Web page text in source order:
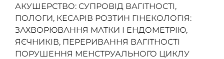
АКУШЕРСТВО: СУПРОВІД ВАГІТНОСТІ,
ПОЛОГИ, КЕСАРІВ РОЗТИН ГІНЕКОЛОГІЯ:
ЗАХВОРЮВАННЯ МАТКИ І ЕНДОМЕТРІЮ,
ЯЄЧНИКІВ, ПЕРЕРИВАННЯ ВАГІТНОСТІ
ПОРУШЕННЯ МЕНСТРУАЛЬНОГО ЦИКЛУ